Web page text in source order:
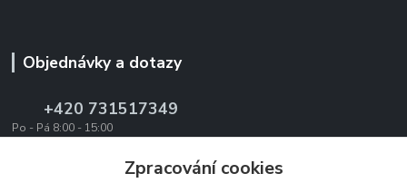
Objednávky a dotazy
+420 731517349
Po - Pá 8:00 - 15:00
office@texevo.czZpracování cookies